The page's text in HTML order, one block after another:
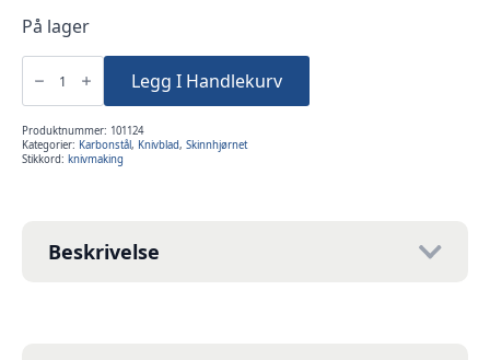
På lager
Knivblad
Karbonstål
antall
Legg I Handlekurv
Produktnummer: 101124
Kategorier: Karbonstål, Knivblad, Skinnhjørnet
Stikkord: knivmaking
Beskrivelse